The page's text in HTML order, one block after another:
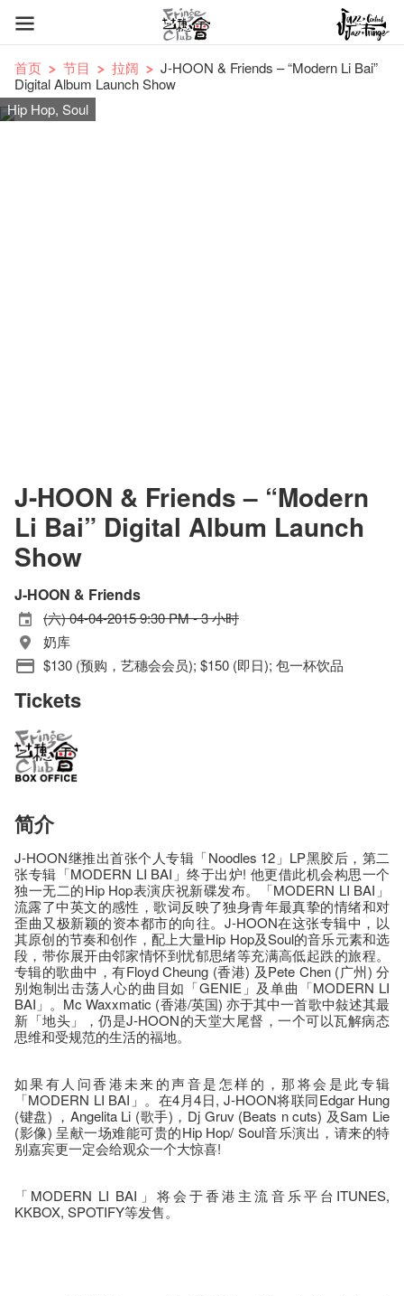
首页 节目 拉阔
J-HOON & Friends – “Modern Li Bai”
Digital Album Launch Show
Hip Hop, Soul
J-HOON & Friends – “Modern
Li Bai” Digital Album Launch
Show
J-HOON & Friends
(六) 04-04-2015 9:30 PM - 3 小时
奶库
$130 (预购，艺穗会会员); $150 (即日); 包一杯饮品
Tickets
简介
J-HOON继推出首张个人专辑「Noodles 12」LP黑胶后，第二
张专辑「MODERN LI BAI」终于出炉! 他更借此机会构思一个
独一无二的Hip Hop表演庆祝新碟发布。「MODERN LI BAI」
流露了中英文的感性，歌词反映了独身青年最真挚的情绪和对
歪曲又极新颖的资本都市的向往。J-HOON在这张专辑中，以
其原创的节奏和创作，配上大量Hip Hop及Soul的音乐元素和选
段，带你展开由邻家情怀到忧郁思绪等充满高低起跌的旅程。
专辑的歌曲中，有Floyd Cheung (香港) 及Pete Chen (广州) 分
别炮制出击荡人心的曲目如「GENIE」及单曲「MODERN LI
BAI」。Mc Waxxmatic (香港/英国) 亦于其中一首歌中敍述其最
新「地头」，仍是J-HOON的天堂大尾督，一个可以瓦解病态
思维和受规范的生活的福地。
如果有人问香港未来的声音是怎样的，那将会是此专辑
「MODERN LI BAI」。在4月4日, J-HOON将联同Edgar Hung
(键盘) ，Angelita Li (歌手)，Dj Gruv (Beats n cuts) 及Sam Lie
(影像) 呈献一场难能可贵的Hip Hop/ Soul音乐演出，请来的特
别嘉宾更一定会给观众一个大惊喜!
「MODERN LI BAI」将会于香港主流音乐平台ITUNES,
KKBOX, SPOTIFY等发售。